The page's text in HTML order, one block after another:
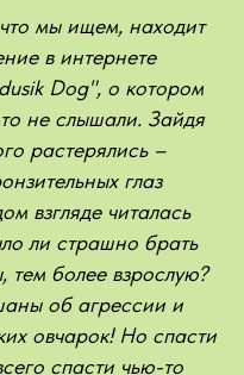
мы ищем, находит
в интернете
Dog", о котором
не слышали. Зайдя
растерялись –
глаз
взгляде читалась
ли страшно брать
более взрослую?
об агрессии и
овчарок! Но спасти
спасти чью-то